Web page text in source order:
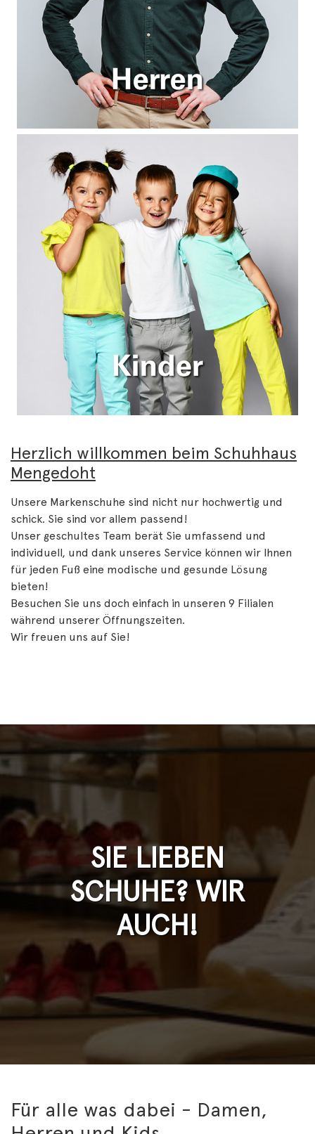
Herzlich willkommen beim Schuhhaus
Mengedoht
Unsere Markenschuhe sind nicht nur hochwertig und
schick. Sie sind vor allem passend!
Unser geschultes Team berät Sie umfassend und
individuell, und dank unseres Service können wir Ihnen
für jeden Fuß eine modische und gesunde Lösung
bieten!
Besuchen Sie uns doch einfach in unseren 9 Filialen
während unserer Öffnungszeiten.
Wir freuen uns auf Sie!
SIE LIEBEN
SCHUHE? WIR
AUCH!
Für alle was dabei - Damen,